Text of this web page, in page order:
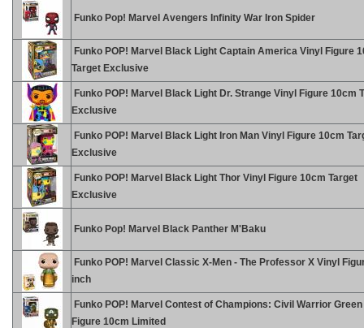
Funko Pop! Marvel Avengers Infinity War Iron Spider
Funko POP! Marvel Black Light Captain America Vinyl Figure
Target Exclusive
Funko POP! Marvel Black Light Dr. Strange Vinyl Figure 10cm
Exclusive
Funko POP! Marvel Black Light Iron Man Vinyl Figure 10cm
Exclusive
Funko POP! Marvel Black Light Thor Vinyl Figure 10cm Target
Exclusive
Funko Pop! Marvel Black Panther M'Baku
Funko POP! Marvel Classic X-Men - The Professor X Vinyl
inch
Funko POP! Marvel Contest of Champions: Civil Warrior
Figure 10cm Limited